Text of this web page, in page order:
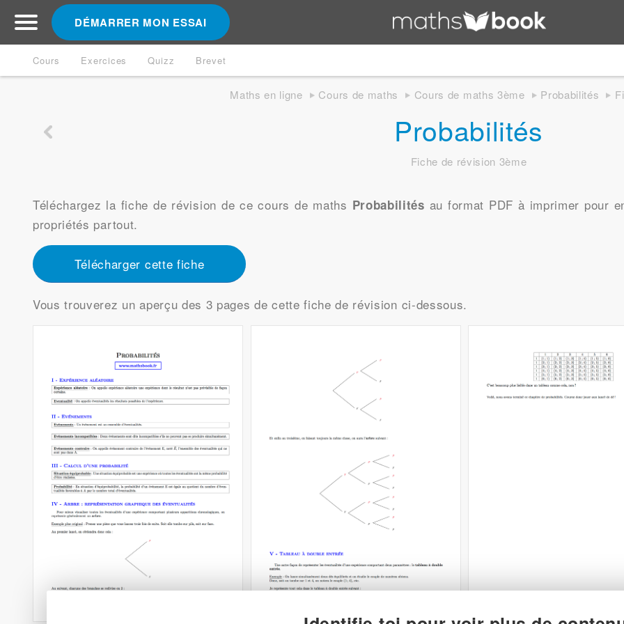
DÉMARRER MON ESSAI
Cours Exercices Quizz Brevet
Maths en ligne Cours de maths Cours de maths 3ème Probabilités
Probabilités
Fiche de révision 3ème
Téléchargez la fiche de révision de ce cours de maths Probabilités au format PDF à imprimer pour
propriétés partout.
Télécharger cette fiche
Vous trouverez un aperçu des 3 pages de cette fiche de révision ci-dessous.